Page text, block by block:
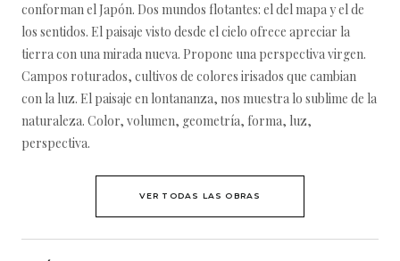
conforman el Japón. Dos mundos flotantes: el del mapa y el de
los sentidos. El paisaje visto desde el cielo ofrece apreciar la
tierra con una mirada nueva. Propone una perspectiva virgen.
Campos roturados, cultivos de colores irisados que cambian
con la luz. El paisaje en lontananza, nos muestra lo sublime de la
naturaleza. Color, volumen, geometría, forma, luz,
perspectiva.
VER TODAS LAS OBRAS